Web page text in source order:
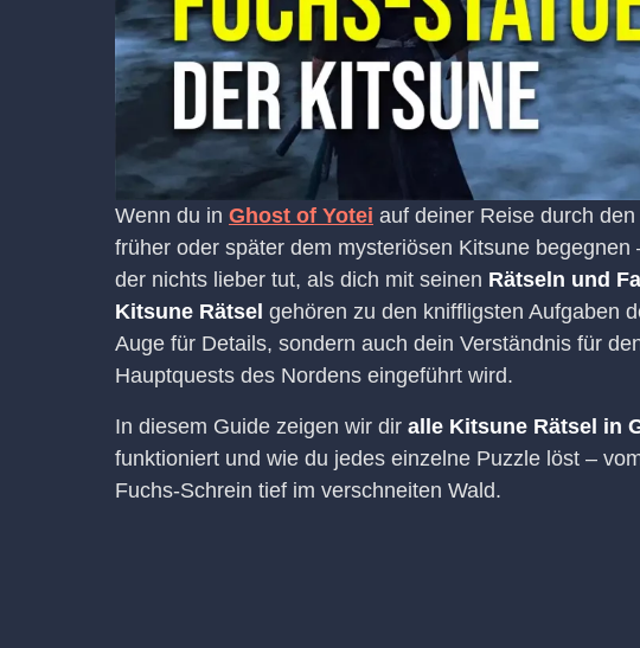
Wenn du in Ghost of Yotei auf deiner Reise durch
früher oder später dem mysteriösen Kitsune
der nichts lieber tut, als dich mit seinen Rätseln und
Kitsune Rätsel gehören zu den kniffligsten Aufgaben
Auge für Details, sondern auch dein Verständnis für
Hauptquests des Nordens eingeführt wird.
In diesem Guide zeigen wir dir alle Kitsune Rätsel in
funktioniert und wie du jedes einzelne Puzzle löst –
Fuchs-Schrein tief im verschneiten Wald.